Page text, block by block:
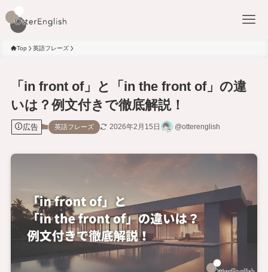
Top 英語フレーズ
「in front of」と「in the front of」の違
いは？例文付きで徹底解説！
広告 英語フレーズ 2026年2月15日 @otterenglish